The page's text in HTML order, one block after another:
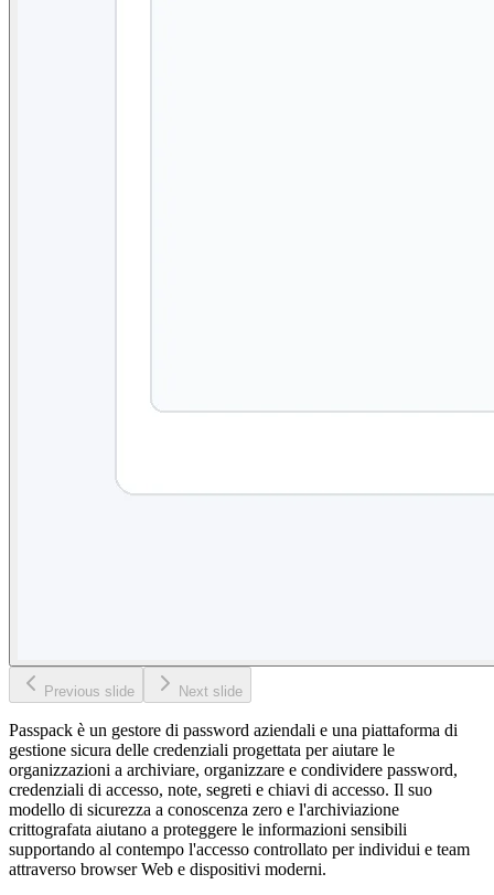
Previous slide Next slide
Passpack è un gestore di password aziendali e una piattaforma di
gestione sicura delle credenziali progettata per aiutare le
organizzazioni a archiviare, organizzare e condividere password,
credenziali di accesso, note, segreti e chiavi di accesso. Il suo
modello di sicurezza a conoscenza zero e l'archiviazione
crittografata aiutano a proteggere le informazioni sensibili
supportando al contempo l'accesso controllato per individui e team
attraverso browser Web e dispositivi moderni.